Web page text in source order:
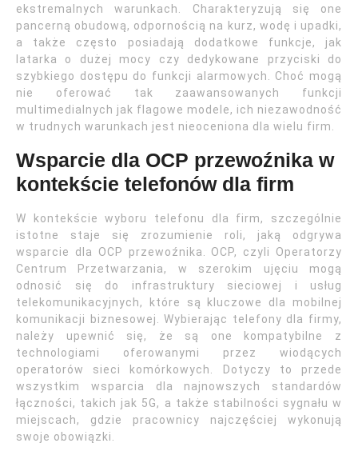
ekstremalnych warunkach. Charakteryzują się one
pancerną obudową, odpornością na kurz, wodę i upadki,
a także często posiadają dodatkowe funkcje, jak
latarka o dużej mocy czy dedykowane przyciski do
szybkiego dostępu do funkcji alarmowych. Choć mogą
nie oferować tak zaawansowanych funkcji
multimedialnych jak flagowe modele, ich niezawodność
w trudnych warunkach jest nieoceniona dla wielu firm.
Wsparcie dla OCP przewoźnika w
kontekście telefonów dla firm
W kontekście wyboru telefonu dla firm, szczególnie
istotne staje się zrozumienie roli, jaką odgrywa
wsparcie dla OCP przewoźnika. OCP, czyli Operatorzy
Centrum Przetwarzania, w szerokim ujęciu mogą
odnosić się do infrastruktury sieciowej i usług
telekomunikacyjnych, które są kluczowe dla mobilnej
komunikacji biznesowej. Wybierając telefony dla firmy,
należy upewnić się, że są one kompatybilne z
technologiami oferowanymi przez wiodących
operatorów sieci komórkowych. Dotyczy to przede
wszystkim wsparcia dla najnowszych standardów
łączności, takich jak 5G, a także stabilności sygnału w
miejscach, gdzie pracownicy najczęściej wykonują
swoje obowiązki.